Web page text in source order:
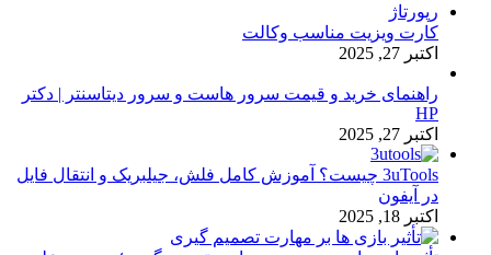
رپورتاژ
کارت ویزیت مناسب وکالت
اکتبر 27, 2025
راهنمای خرید و قیمت سرور هاست و سرور دیتاسنتر | دکتر
HP
اکتبر 27, 2025
3uTools چیست؟ آموزش کامل فلش، جیلبریک و انتقال فایل
در آیفون
اکتبر 18, 2025